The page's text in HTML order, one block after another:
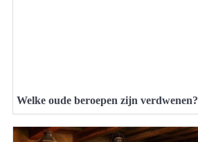
Welke oude beroepen zijn verdwenen?